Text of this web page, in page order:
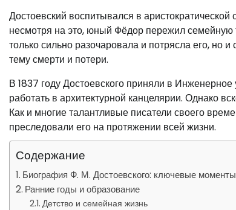
Достоевский воспитывался в
несмотря на это, юный Фёдор пережил семейную
только сильно разочаровала и потрясла его, но
тему смерти и потери.
В 1837 году Достоевского приняли в
работать в архитектурной канцелярии. Однако
Как и многие талантливые писатели своего
преследовали его на протяжении всей жизни.
Содержание
Биография Ф. М. Достоевского: ключевые
Ранние годы и образование
Детство и семейная жизнь